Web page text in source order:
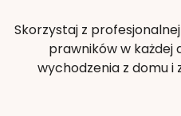
Skorzystaj z
prawników w każdej
wychodzenia z domu